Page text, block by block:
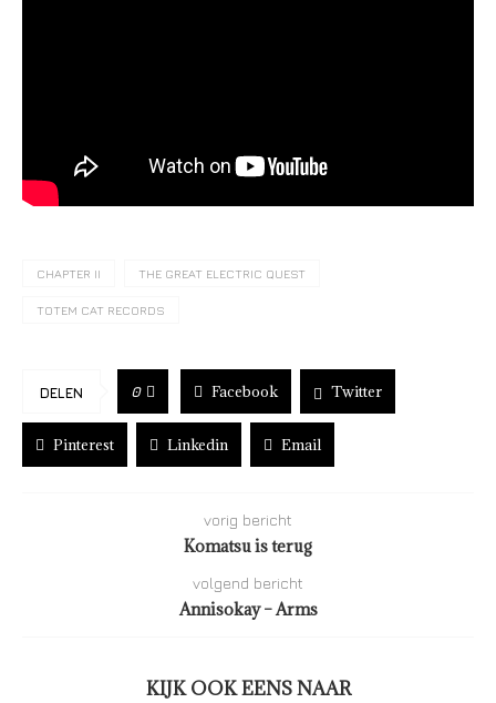
CHAPTER II THE GREAT ELECTRIC QUEST
TOTEM CAT RECORDS
DELEN 0 Facebook Twitter
Pinterest Linkedin Email
vorig bericht
Komatsu is terug
volgend bericht
Annisokay – Arms
KIJK OOK EENS NAAR